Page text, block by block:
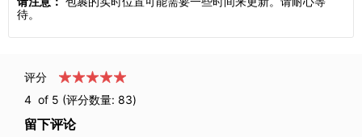
待。
评分
4 of 5 (评分数量: 83)
留下评论